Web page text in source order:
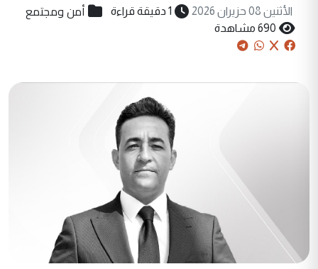
الأثنين 08 حزيران 2026 1 دقيقة قراءة أمن ومجتمع
690 مشاهدة